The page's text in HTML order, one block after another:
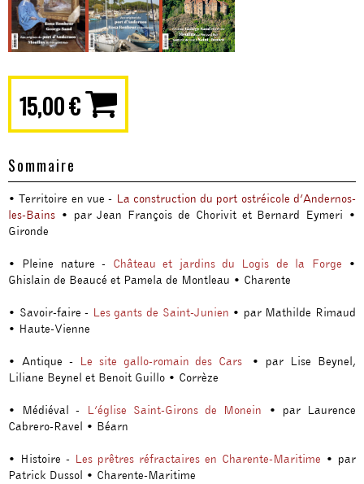
15,00 €
Sommaire
• Territoire en vue - La construction du port ostréicole d’Andernos-
les-Bains • par Jean François de Chorivit et Bernard Eymeri •
Gironde
• Pleine nature - Château et jardins du Logis de la Forge
•
Ghislain de Beaucé et Pamela de Montleau • Charente
• Savoir-faire - Les gants de Saint-Junien • par Mathilde Rimaud
• Haute-Vienne
• Antique - Le site gallo-romain des Cars • par Lise Beynel,
Liliane Beynel et Benoit Guillo • Corrèze
• Médiéval - L’église Saint-Girons de Monein
• par Laurence
Cabrero-Ravel • Béarn
• Histoire - Les prêtres réfractaires en Charente-Maritime • par
Patrick Dussol • Charente-Maritime